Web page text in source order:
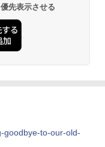
先表示させる
goodbye-to-our-old-